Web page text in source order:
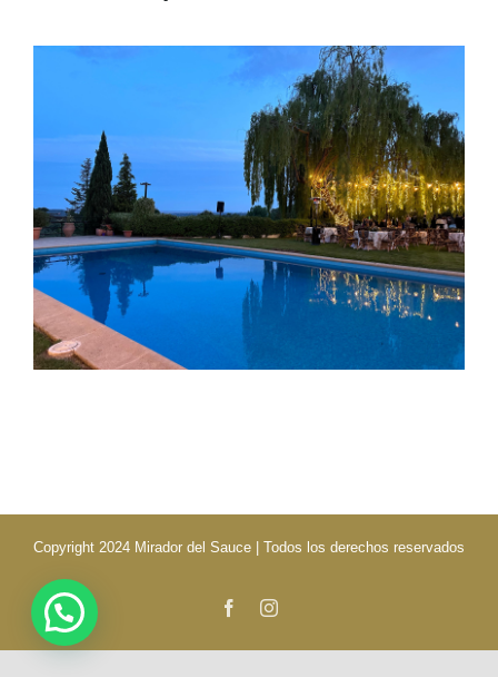
Copyright 2024 Mirador del Sauce | Todos los derechos reservados
FacebookInstagram